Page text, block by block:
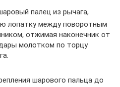
палец из рычага,
лопатку между поворотным
отжимая наконечник от
молотком по торцу
шарового пальца до